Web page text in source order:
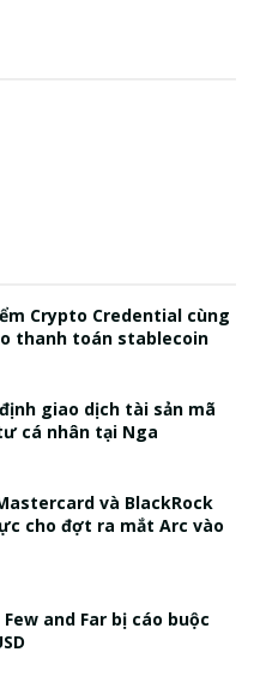
Crypto Credential cùng
thanh toán stablecoin
giao dịch tài sản mã
cá nhân tại Nga
và BlackRock
cho đợt ra mắt Arc vào
and Far bị cáo buộc